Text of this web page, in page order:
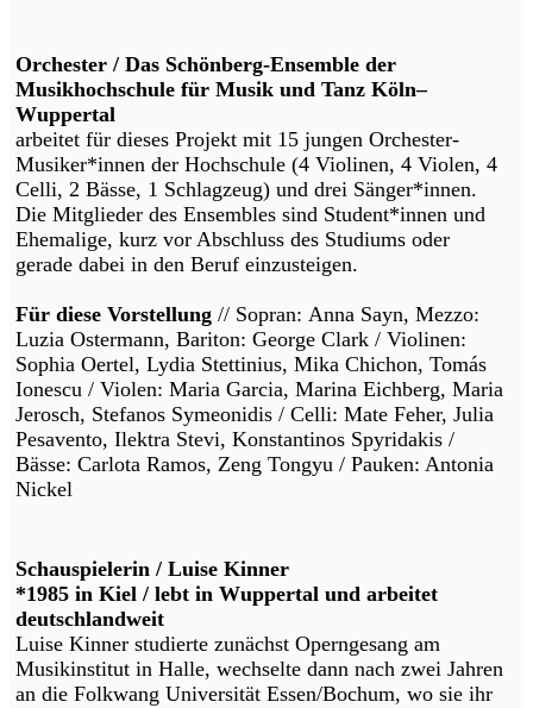
Orchester / Das Schönberg-Ensemble der
Musikhochschule für Musik und Tanz Köln–
Wuppertal
arbeitet für dieses Projekt mit 15 jungen Orchester-
Musiker*innen der Hochschule (4 Violinen, 4 Violen, 4
Celli, 2 Bässe, 1 Schlagzeug) und drei Sänger*innen.
Die Mitglieder des Ensembles sind Student*innen und
Ehemalige, kurz vor Abschluss des Studiums oder
gerade dabei in den Beruf einzusteigen.
Für diese Vorstellung // Sopran: Anna Sayn, Mezzo:
Luzia Ostermann, Bariton: George Clark / Violinen:
Sophia Oertel, Lydia Stettinius, Mika Chichon, Tomás
Ionescu / Violen: Maria Garcia, Marina Eichberg, Maria
Jerosch, Stefanos Symeonidis / Celli: Mate Feher, Julia
Pesavento, Ilektra Stevi, Konstantinos Spyridakis /
Bässe: Carlota Ramos, Zeng Tongyu / Pauken: Antonia
Nickel
Schauspielerin / Luise Kinner
*1985 in Kiel / lebt in Wuppertal und arbeitet
deutschlandweit
Luise Kinner studierte zunächst Operngesang am
Musikinstitut in Halle, wechselte dann nach zwei Jahren
an die Folkwang Universität Essen/Bochum, wo sie ihr